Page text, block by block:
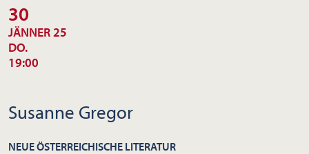
30
JÄNNER 25
DO.
19:00
Susanne Gregor
NEUE ÖSTERREICHISCHE LITERATUR